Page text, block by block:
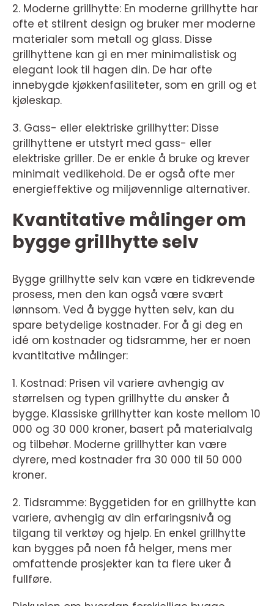
2. Moderne grillhytte: En moderne grillhytte har
ofte et stilrent design og bruker mer moderne
materialer som metall og glass. Disse
grillhyttene kan gi en mer minimalistisk og
elegant look til hagen din. De har ofte
innebygde kjøkkenfasiliteter, som en grill og et
kjøleskap.
3. Gass- eller elektriske grillhytter: Disse
grillhyttene er utstyrt med gass- eller
elektriske griller. De er enkle å bruke og krever
minimalt vedlikehold. De er også ofte mer
energieffektive og miljøvennlige alternativer.
Kvantitative målinger om
bygge grillhytte selv
Bygge grillhytte selv kan være en tidkrevende
prosess, men den kan også være svært
lønnsom. Ved å bygge hytten selv, kan du
spare betydelige kostnader. For å gi deg en
idé om kostnader og tidsramme, her er noen
kvantitative målinger:
1. Kostnad: Prisen vil variere avhengig av
størrelsen og typen grillhytte du ønsker å
bygge. Klassiske grillhytter kan koste mellom 10
000 og 30 000 kroner, basert på materialvalg
og tilbehør. Moderne grillhytter kan være
dyrere, med kostnader fra 30 000 til 50 000
kroner.
2. Tidsramme: Byggetiden for en grillhytte kan
variere, avhengig av din erfaringsnivå og
tilgang til verktøy og hjelp. En enkel grillhytte
kan bygges på noen få helger, mens mer
omfattende prosjekter kan ta flere uker å
fullføre.